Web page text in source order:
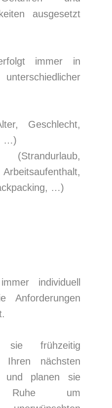
ausgesetzt
immer in
Geschlecht,
…)
…)
individuell
Anforderungen
frühzeitig
Ihren nächsten
und planen sie
um